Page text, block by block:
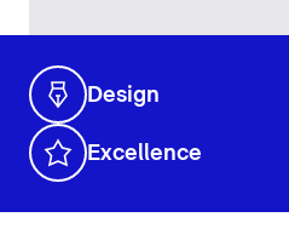
Design
Excellence